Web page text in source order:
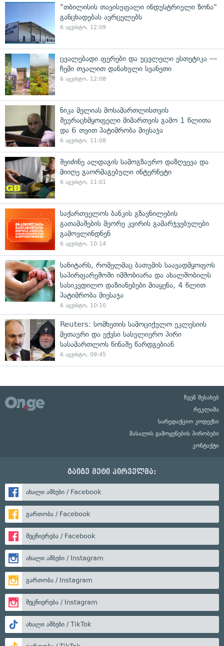
"თბილისის თავისუფალი ინდუსტრიული ზონა"
განცხადებას ავრცელებს
6 აგვისტო, 12:09
ცვალებადი ფერები და უცვლელი ესთეტიკა —
ჩემი თვალით დანახული სვანეთი
6 აგვისტო, 12:08
ნიკა მელიას მოსამართლისთვის
შეურაცხმყოფელი მიმართვის გამო 1 წლითა
და 6 თვით პატიმრობა მიესაჯა
6 აგვისტო, 11:08
შეიძინე ალდაგის სამოგზაურო დაზღვევა და
მიიღე გაორმაგებული ინტერნეტი
6 აგვისტო, 11:01
საქართველოს ბანკის გზავნილების
გათამაშების მეორე კვირის გამარჯვებულები
გამოვლინდნენ
6 აგვისტო, 10:14
სანიტარს, რომელმაც ბათუმის საავადმყოფოს
საპირფარეშოში იმშობიარა და ახალშობილს
სასიკვდილო დაზიანებები მიაყენა, 4 წლით
პატიმრობა მიესაჯა
6 აგვისტო, 10:10
Reuters: სომხეთის სამოციქულო ეკლესიის
მეთაური და ექვსი სასულიერო პირი
სასამართლოს წინაშე წარდგებიან
6 აგვისტო, 09:45
ჩვენ შესახებ
რეკლამა
სარედაქციო კოდექსი
მასალის გამოყენების პირობები
კონტაქტი
გაიგე მეტი პირველმა:
ახალი ამბები / Facebook
გართობა / Facebook
მეცნიერება / Facebook
ახალი ამბები / Instagram
გართობა / Instagram
მეცნიერება / Instagram
ახალი ამბები / TikTok